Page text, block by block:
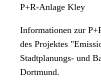
P+R-Anlage Kley
Informationen zur
des Projektes
Stadtplanungs- und
Dortmund.